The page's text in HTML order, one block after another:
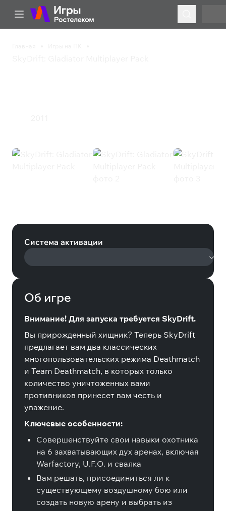
Система активации
Об игре
Внимание! Для запуска требуется SkyDrift.
Вы прирожденный хищник? Теперь SkyDrift
предлагает вам два классических
многопользовательских режима Deathmatch
и Team Deathmatch, в которых только
количество уничтоженных вами
противников принесет вам честь и
уважение.
Ключевые особенности:
Совершенствуйте свои навыки охотника
на 6 захватывающих дух аренах, включая
Warfactory, U.F.O. и свалка
Вам решать, присоединиться ли к
существующему воздушному бою или
создать новую арену и выбрать из